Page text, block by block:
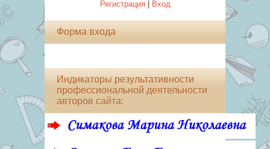
Регистрация| Вход
Форма входа
Индикаторы результативности
профессиональной деятельности
авторов сайта: